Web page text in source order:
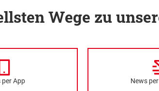
Wege zu
per App News